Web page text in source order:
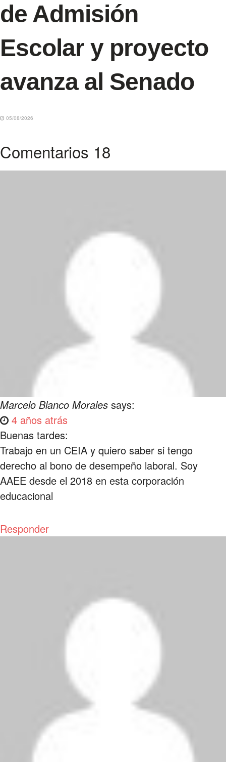
de Admisión
Escolar y proyecto
avanza al Senado
05/08/2026
Comentarios 18
Marcelo Blanco Morales says:
4 años atrás
Buenas tardes:
Trabajo en un CEIA y quiero saber si tengo
derecho al bono de desempeño laboral. Soy
AAEE desde el 2018 en esta corporación
educacional
Responder